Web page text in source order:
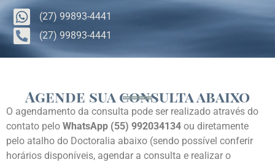
(27) 99893-4441
(27) 99893-4441
Agende sua consulta abaixo
O agendamento da consulta pode ser realizado através do
contato pelo WhatsApp (55) 992034134 ou diretamente
pelo atalho do Doctoralia abaixo (sendo possível conferir
horários disponíveis, agendar a consulta e realizar o